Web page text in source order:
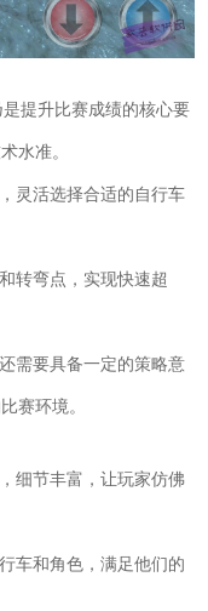
提升比赛成绩的核心要
水准。
灵活选择合适的自行车
转弯点，实现快速超
需要具备一定的策略意
赛环境。
细节丰富，让玩家仿佛
车和角色，满足他们的